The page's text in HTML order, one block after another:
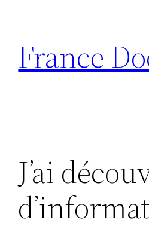
contenu
France
J’ai